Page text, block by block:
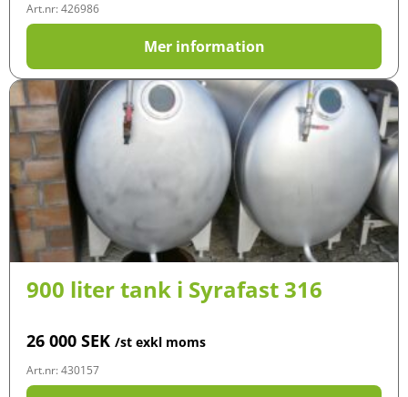
Art.nr: 426986
Mer information
900 liter tank i Syrafast 316
26 000 SEK /st exkl moms
Art.nr: 430157